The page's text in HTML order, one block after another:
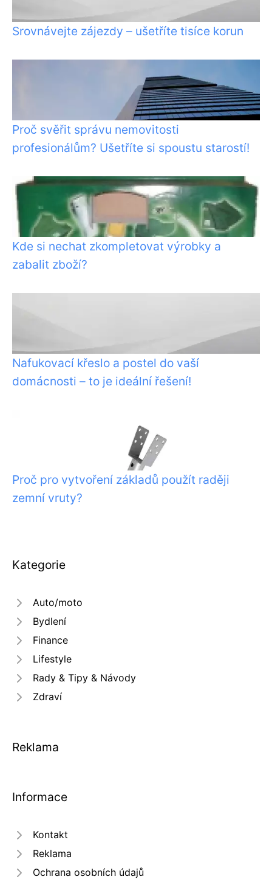
Srovnávejte zájezdy – ušetříte tisíce korun
Proč svěřit správu nemovitosti
profesionálům? Ušetříte si spoustu starostí!
Kde si nechat zkompletovat výrobky a
zabalit zboží?
Nafukovací křeslo a postel do vaší
domácnosti – to je ideální řešení!
Proč pro vytvoření základů použít raději
zemní vruty?
Kategorie
Auto/moto
Bydlení
Finance
Lifestyle
Rady & Tipy & Návody
Zdraví
Reklama
Informace
Kontakt
Reklama
Ochrana osobních údajů